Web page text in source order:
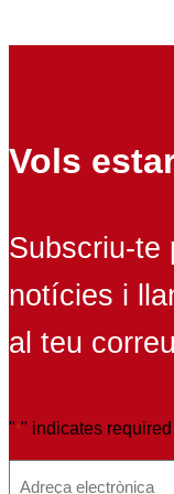
Vols
Subscriu-te
notícies i
al teu correu
"*" indicates